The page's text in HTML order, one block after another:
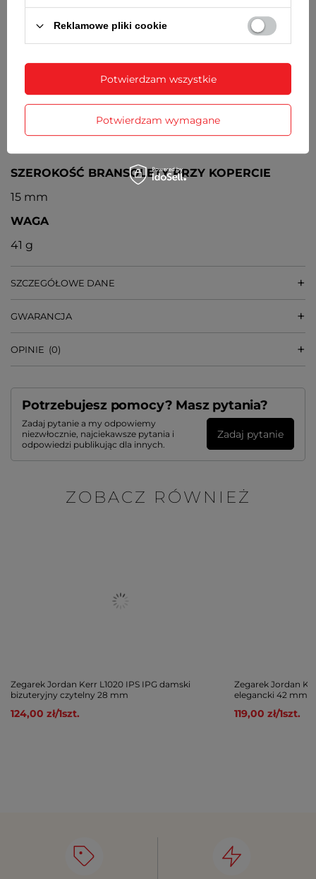
ŚREDNICA KOPERTY
29 mm
GRUBOŚĆ KOPERTY
SZEROKOŚĆ BRANSOLETY PRZY KOPERCIE
15 mm
WAGA
41 g
SZCZEGÓŁOWE DANE
GWARANCJA
OPINIE (0)
Potrzebujesz pomocy? Masz pytania?
Zadaj pytanie a my odpowiemy
niezwłocznie, najciekawsze pytania i
odpowiedzi publikując dla innych.
Zadaj pytanie
ZOBACZ RÓWNIEŻ
Zegarek Jordan Kerr L1020 IPS IPG damski
bizuteryjny czytelny 28 mm
124,00 zł/1szt.
Zegarek Jordan
elegancki 42 mm
119,00 zł/1szt.
Reklamowe pliki cookie
Potwierdzam wymagane
Potwierdzam wszystkie